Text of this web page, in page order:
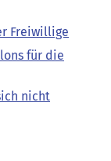
Freiwillige
für die
nicht